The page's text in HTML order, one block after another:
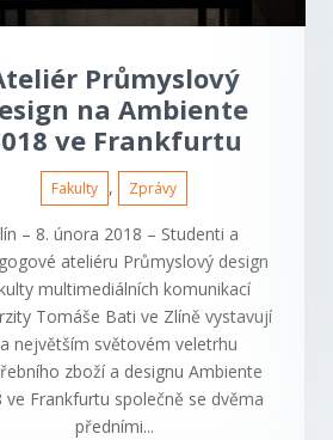
Průmyslový
na Ambiente
ve Frankfurtu
Fakulty , Zprávy
– 8. února 2018 – Studenti a
ateliéru Průmyslový design
multimediálních komunikací
Tomáše Bati ve Zlíně vystavují
největším světovém veletrhu
zboží a designu Ambiente
ve Frankfurtu společně se dvěma
předními...